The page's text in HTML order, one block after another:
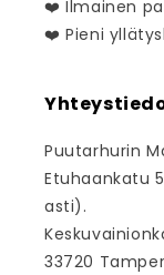
❤️ Ilmainen
❤️ Pieni
Puutarhurin
Etuhaankatu
asti).
33720